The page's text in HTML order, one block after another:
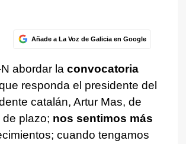
Añade a La Voz de Galicia en Google
abordar la convocatoria
responda el presidente del
catalán, Artur Mas, de
plazo; nos sentimos más
cuando tengamos